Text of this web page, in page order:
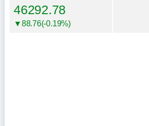
46292.78
▼88.76(-0.19%)